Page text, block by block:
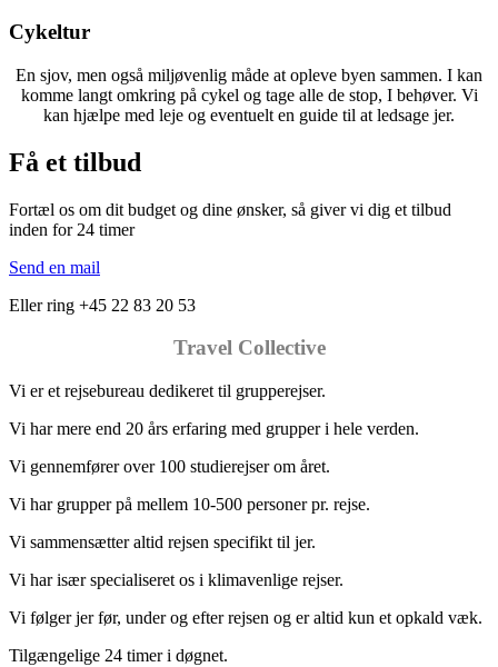
Cykeltur
En sjov, men også miljøvenlig måde at opleve byen sammen. I kan
komme langt omkring på cykel og tage alle de stop, I behøver. Vi
kan hjælpe med leje og eventuelt en guide til at ledsage jer.
Få et tilbud
Fortæl os om dit budget og dine ønsker, så giver vi dig et tilbud
inden for 24 timer
Send en mail
Eller ring +45 22 83 20 53
Travel Collective
Vi er et rejsebureau dedikeret til grupperejser.
Vi har mere end 20 års erfaring med grupper i hele verden.
Vi gennemfører over 100 studierejser om året.
Vi har grupper på mellem 10-500 personer pr. rejse.
Vi sammensætter altid rejsen specifikt til jer.
Vi har især specialiseret os i klimavenlige rejser.
Vi følger jer før, under og efter rejsen og er altid kun et opkald væk.
Tilgængelige 24 timer i døgnet.